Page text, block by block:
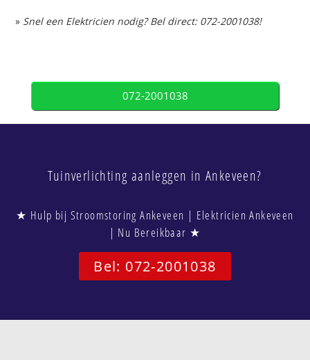
» Snel een Elektricien nodig? Bel direct: 072-2001038!
072-2001038
Tuinverlichting aanleggen in Ankeveen?
★ Hulp bij Stroomstoring Ankeveen | Elektricien Ankeveen
| Nu Bereikbaar ★
Bel: 072-2001038